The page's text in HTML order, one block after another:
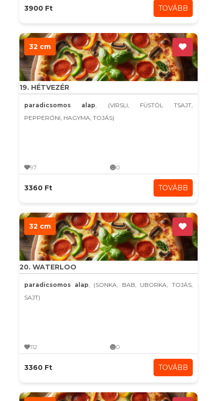
3900 Ft TOVÁBB
32 cm
19. HÉTVEZÉR
paradicsomos alap, (VIRSLI, FÜSTÖL TSAJT,
PEPPERÓNI, HAGYMA, TOJÁS)
97 0
3360 Ft TOVÁBB
32 cm
20. WATERLOO
paradicsomos alap, (SONKA, BAB, UBORKA, TOJÁS,
SAJT)
112 0
3360 Ft TOVÁBB